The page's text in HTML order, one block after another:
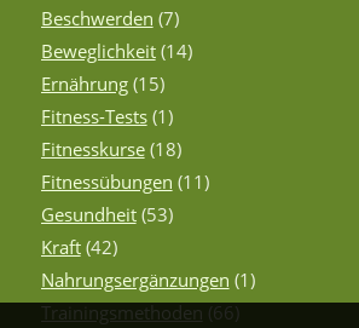
Beschwerden (7)
Beweglichkeit(14)
Ernährung(15)
Fitness-Tests(1)
Fitnesskurse(18)
Fitnessübungen (11)
Gesundheit(53)
Kraft(42)
Nahrungsergänzungen (1)
Trainingsmethoden (66)